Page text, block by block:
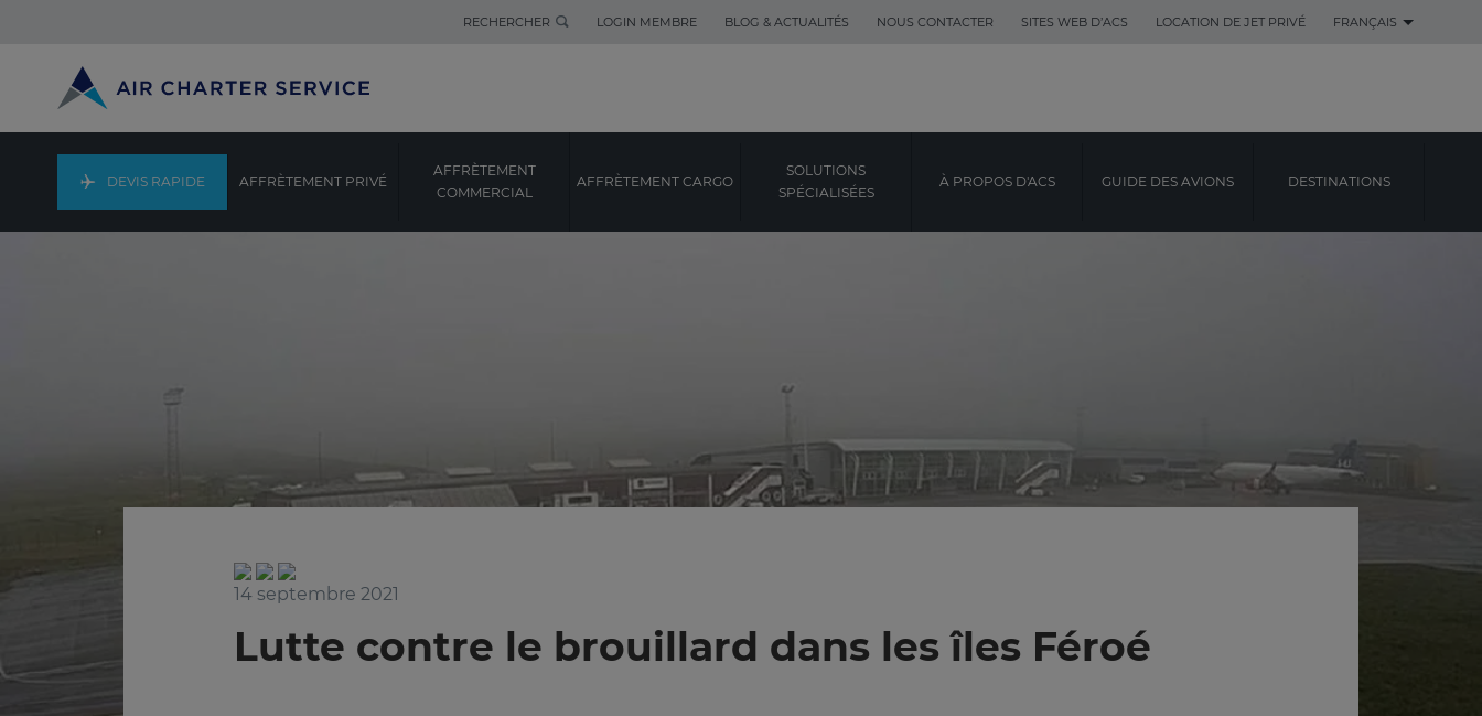
RECHERCHER LOGIN MEMBRE BLOG & ACTUALITÉS NOUS CONTACTER SITES WEB D’ACS LOCATION DE JET PRIVÉ FRANÇAIS
DEVIS RAPIDE AFFRÈTEMENT PRIVÉ
AFFRÈTEMENT
COMMERCIAL
AFFRÈTEMENT CARGO
SOLUTIONS
SPÉCIALISÉES
À PROPOS D'ACS GUIDE DES AVIONS DESTINATIONS
14 septembre 2021
Lutte contre le brouillard dans les îles Féroé